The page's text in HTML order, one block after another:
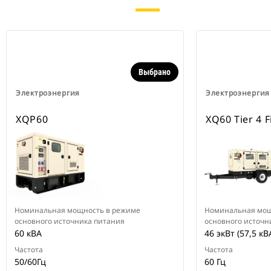
Электроэнергия
Выбрано
XQP60
Номинальная мощность в режиме
основного источника питания
60 кВА
Частота
50/60Гц
Электроэнергия
XQ60 Tier 4
Номинальная
основного
46 экВт (57,5
Частота
60 Гц